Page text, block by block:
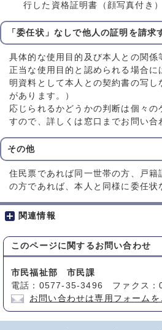
行した資格証明書（顔写真付き
「委任状」なしで他人の証明を請求
具体的な使用目的及び本人との関係
正当な使用目的と認められる場合に
明資料として本人との契約書の写し
があります。）
応じられるかどうかの判断は個々の
すので、詳しくは窓口までお問い合
その他
住民票であれば同一世帯の方、戸籍
の方であれば、本人と同様に委任状
関連情報
このページに関する お問い合わせ
市民福祉部 市民課
電話：0577-35-3496 ファクス：
お問い合わせは専用フォームを